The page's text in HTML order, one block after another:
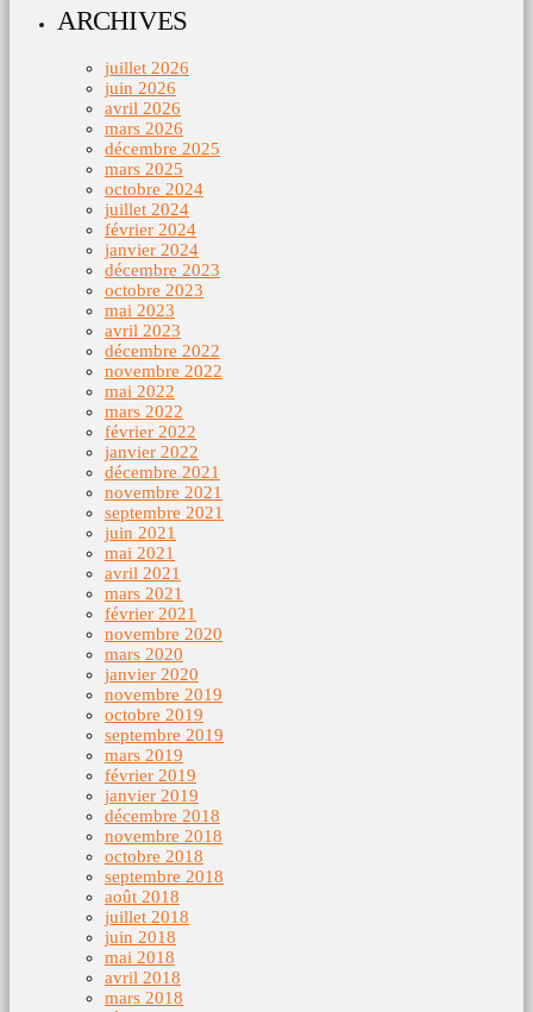
ARCHIVES
juillet 2026
juin 2026
avril 2026
mars 2026
décembre 2025
mars 2025
octobre 2024
juillet 2024
février 2024
janvier 2024
décembre 2023
octobre 2023
mai 2023
avril 2023
décembre 2022
novembre 2022
mai 2022
mars 2022
février 2022
janvier 2022
décembre 2021
novembre 2021
septembre 2021
juin 2021
mai 2021
avril 2021
mars 2021
février 2021
novembre 2020
mars 2020
janvier 2020
novembre 2019
octobre 2019
septembre 2019
mars 2019
février 2019
janvier 2019
décembre 2018
novembre 2018
octobre 2018
septembre 2018
août 2018
juillet 2018
juin 2018
mai 2018
avril 2018
mars 2018